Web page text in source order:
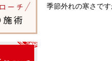
季節外れの寒さで